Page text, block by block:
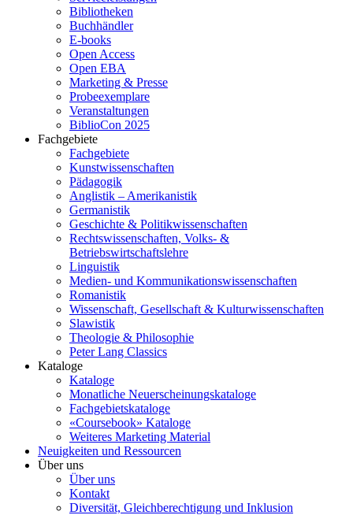
Bibliotheken
Buchhändler
E-books
Open Access
Open EBA
Marketing & Presse
Probeexemplare
Veranstaltungen
BiblioCon 2025
Fachgebiete
Fachgebiete
Kunstwissenschaften
Pädagogik
Anglistik – Amerikanistik
Germanistik
Geschichte & Politikwissenschaften
Rechtswissenschaften, Volks- &
Betriebswirtschaftslehre
Linguistik
Medien- und Kommunikationswissenschaften
Romanistik
Wissenschaft, Gesellschaft & Kulturwissenschaften
Slawistik
Theologie & Philosophie
Peter Lang Classics
Kataloge
Kataloge
Monatliche Neuerscheinungskataloge
Fachgebietskataloge
«Coursebook» Kataloge
Weiteres Marketing Material
Neuigkeiten und Ressourcen
Über uns
Über uns
Kontakt
Diversität, Gleichberechtigung und Inklusion